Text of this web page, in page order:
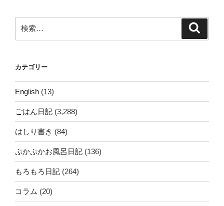
ン
索:
カテゴリー
English (13)
ごはん日記 (3,288)
はしり書き (84)
ぷかぷかお風呂日記 (136)
もろもろ日記 (264)
コラム (20)